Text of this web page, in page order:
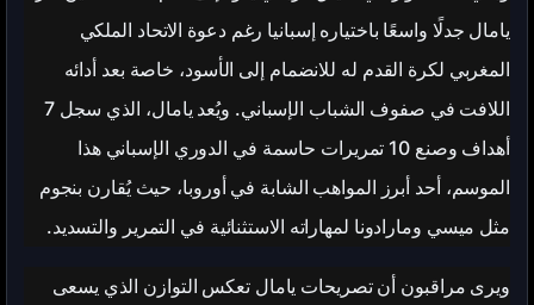
يامال جدلًا واسعًا باختياره إسبانيا رغم دعوة الاتحاد الملكي
المغربي لكرة القدم له للانضمام إلى الأسود، خاصة بعد أدائه
اللافت في صفوف الشباب الإسباني. ويُعد يامال، الذي سجل 7
أهداف وصنع 10 تمريرات حاسمة في الدوري الإسباني هذا
الموسم، أحد أبرز المواهب الشابة في أوروبا، حيث يُقارن بنجوم
مثل ميسي ومارادونا لمهاراته الاستثنائية في التمرير والتسديد.
ويرى مراقبون أن تصريحات يامال تعكس التوازن الذي يسعى